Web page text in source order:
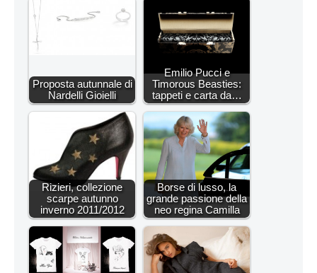
Proposta autunnale di
Nardelli Gioielli
Emilio Pucci e
Timorous Beasties:
tappeti e carta da…
Rizieri, collezione
scarpe autunno
inverno 2011/2012
Borse di lusso, la
grande passione della
neo regina Camilla